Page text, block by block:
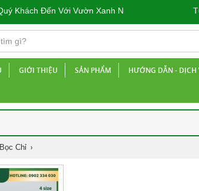
Đến Với Vườn Xanh Nhà Phố
GIỚI THIỆU SẢN PHẨM HƯỚNG DẪN - DỊCH
Chỉ